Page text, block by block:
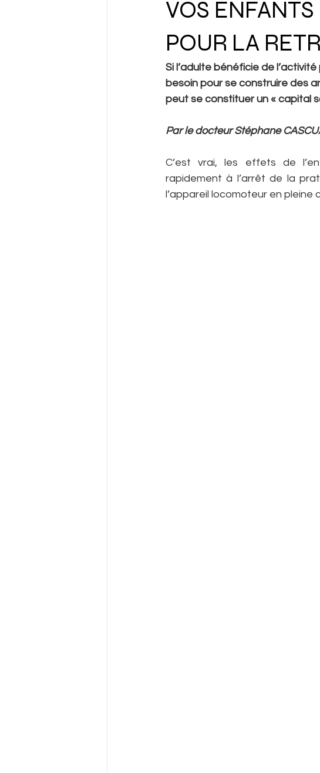
VOS
POUR LA
Si l’adulte bénéficie de
besoin pour se construire des
peut se constituer un « capital
Par le docteur Stéphane
C’est vrai, les effets de
rapidement à l’arrêt de la
l’appareil locomoteur en